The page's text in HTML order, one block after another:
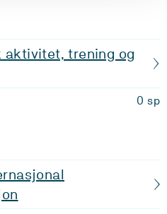
aktivitet, trening og
0 sp